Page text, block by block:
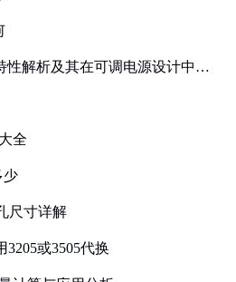
性解析及其在可调电源设计中的
全
少
尺寸详解
3205或3505代换